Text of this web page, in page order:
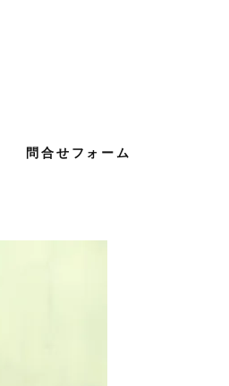
問合せフォーム